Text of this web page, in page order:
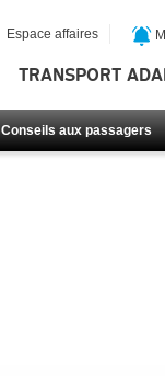
TRANSPORT
Conseils aux passagers
Espace affaires